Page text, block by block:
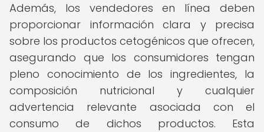
Además, los vendedores en línea deben
proporcionar información clara y precisa
sobre los productos cetogénicos que ofrecen,
asegurando que los consumidores tengan
pleno conocimiento de los ingredientes, la
composición nutricional y cualquier
advertencia relevante asociada con el
consumo de dichos productos. Esta